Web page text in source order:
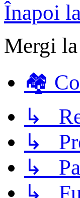
Înapoi
Mergi la
🏘️
↳
↳
↳
↳